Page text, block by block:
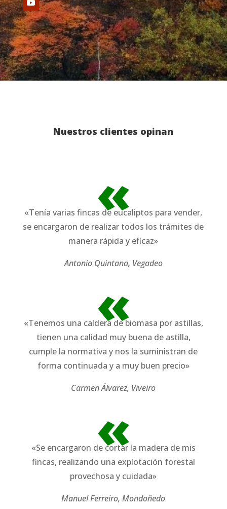
Nuestros clientes opinan
«
«Tenía varias fincas de eucaliptos para vender,
se encargaron de realizar todos los trámites de
manera rápida y eficaz»
Antonio Quintana, Vegadeo
«
«Tenemos una caldera de biomasa por astillas,
tienen una calidad muy buena de astilla,
cumple la normativa y nos la suministran de
forma continuada y a muy buen precio»
Carmen Álvarez, Viveiro
«
«Se encargaron de cortar la madera de mis
fincas, realizando una explotación forestal
provechosa y cuidada»
Manuel Ferreiro, Mondoñedo